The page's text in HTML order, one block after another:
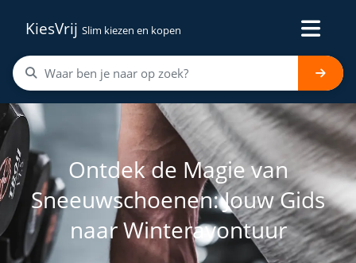
KiesVrij Slim kiezen en kopen
Ontdek de Magie van
Sneeuwschoenen: Jouw Gids
naar Winteravontuur